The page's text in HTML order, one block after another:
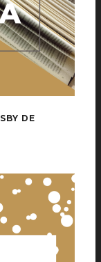
DE